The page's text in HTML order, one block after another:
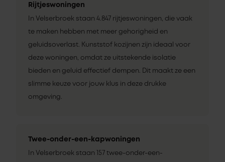
Rijtjeswoningen
In Velserbroek staan 4.847 rijtjeswoningen, die vaak
te maken hebben met meer gehorigheid en
geluidsoverlast. Kunststof kozijnen zijn ideaal voor
deze woningen, omdat ze uitstekende isolatie
bieden en geluid effectief dempen. Dit maakt ze een
slimme keuze voor jouw klus in deze drukke
omgeving.
Twee-onder-een-kapwoningen
In Velserbroek staan 157 twee-onder-een-